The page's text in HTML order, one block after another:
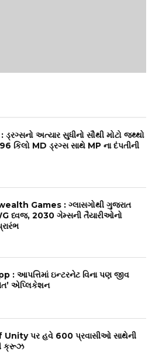
અત્યાર સુધીનો સૌથી મોટો જથ્થો
કિલો MD ડ્રગ્સ સાથે MP ના દંપતીની
Games : ગ્લાસગોથી ગુજરાત
ધ્વજ, 2030 ગેમ્સની તૈયારીઓનો
: આપત્તિમાં ઇન્ટરનેટ વિના પણ જીવ
એપ્લિકેશન
પર હવે 600 પ્રવાસીઓ સાથેની
ક્રૂઝ